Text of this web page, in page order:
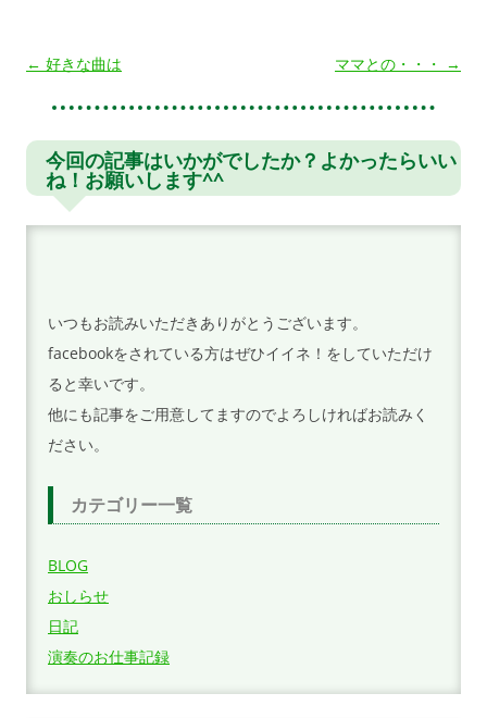
投
ビ
ゲ
← 好きな曲は ママとの・・・ →
今回の記事はいかがでしたか？よかったらいい
ね！お願いします^^
いつもお読みいただきありがとうございます。
facebookをされている方はぜひイイネ！をしていただけ
ると幸いです。
他にも記事をご用意してますのでよろしければお読みく
ださい。
カテゴリー一覧
BLOG
おしらせ
日記
演奏のお仕事記録